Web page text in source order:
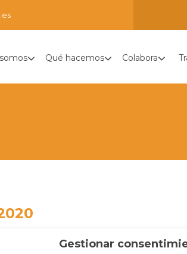
Gestionar
Qué hacemos Colabora